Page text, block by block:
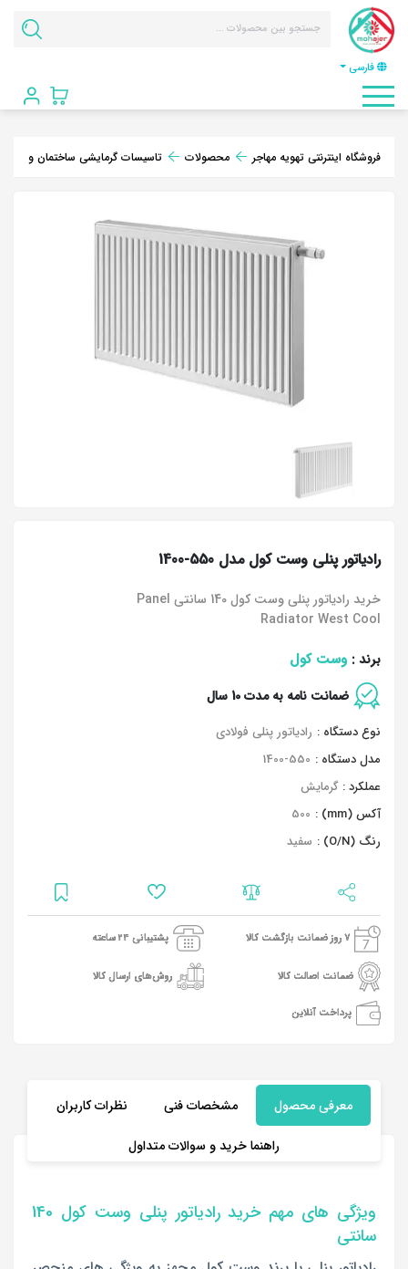
فارسی
فروشگاه اینترنتی تهویه مهاجر محصولات تاسیسات گرمایشی ساختمان و
رادیاتور پنلی وست کول مدل 550-1400
خرید رادیاتور پنلی وست کول 140 سانتی Panel
Radiator West Cool
برند : وست کول
ضمانت نامه به مدت 10 سال
نوع دستگاه : رادیاتور پنلی فولادی
مدل دستگاه : 1400-550
عملکرد : گرمایش
آکس (mm) :
500
رنگ (O/N) :
سفید
7 روز ضمانت بازگشت کالا پشتیبانی 24 ساعته
ضمانت اصالت کالا روش‌های ارسال کالا
پرداخت آنلاین
معرفی محصول مشخصات فنی نظرات کاربران
راهنما خرید و سوالات متداول
ویژگی های مهم خرید رادیاتور پنلی وست کول 140
سانتی